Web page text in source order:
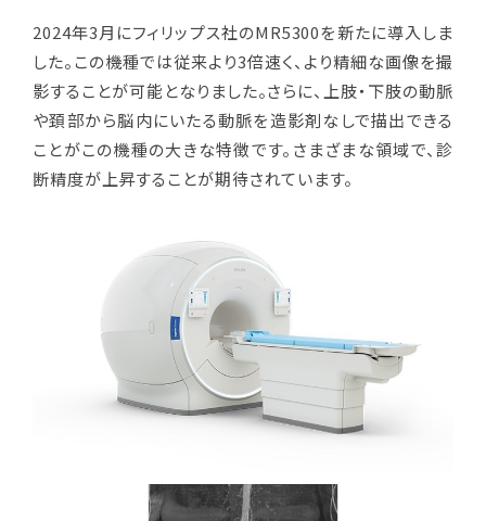
2024年3月にフィリップス社のMR5300を新たに導入しま
した。この機種では従来より3倍速く、より精細な画像を撮
影することが可能となりました。さらに、上肢・下肢の動脈
や頚部から脳内にいたる動脈を造影剤なしで描出できる
ことがこの機種の大きな特徴です。さまざまな領域で、診
断精度が上昇することが期待されています。